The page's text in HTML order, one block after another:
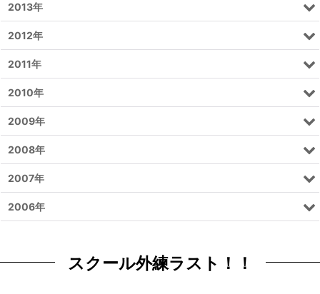
スクール外練ラスト！！
2013年
2012年
2011年
2010年
2009年
2008年
2007年
2006年